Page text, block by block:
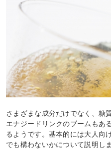
さまざまな成分だけでなく、糖
エナジードリンクのブームもあ
るようです。基本的には大人向
でも構わないかについて説明しま